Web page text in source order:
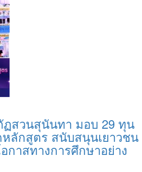
สวนสุนันทา มอบ 29 ทุน
ลักสูตร สนับสนุนเยาวชน
กาสทางการศึกษาอย่าง